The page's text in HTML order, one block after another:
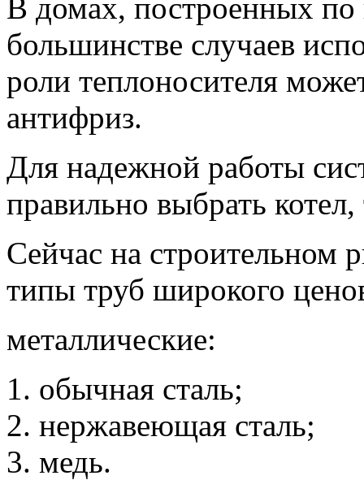
В домах, построенных по
большинстве случаев
роли теплоносителя
антифриз.
Для надежной работы
правильно выбрать
Сейчас на строительном
типы труб широкого
металлические:
обычная сталь;
нержавеющая сталь;
медь.